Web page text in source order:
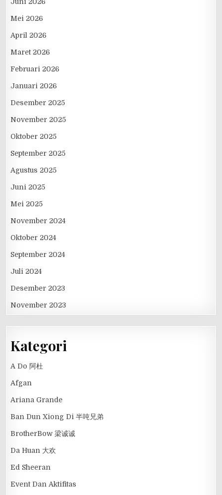
Mei 2026
April 2026
Maret 2026
Februari 2026
Januari 2026
Desember 2025
November 2025
Oktober 2025
September 2025
Agustus 2025
Juni 2025
Mei 2025
November 2024
Oktober 2024
September 2024
Juli 2024
Desember 2023
November 2023
Kategori
A Do 阿杜
Afgan
Ariana Grande
Ban Dun Xiong Di 半吨兄弟
BrotherBow 梁诚诚
Da Huan 大欢
Ed Sheeran
Event Dan Aktifitas